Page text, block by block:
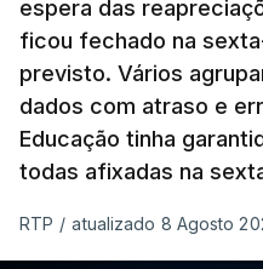
espera das
ficou fechado na
previsto. Vários
dados com atraso e
Educação tinha
todas afixadas na
RTP / atualizado 8 Agosto